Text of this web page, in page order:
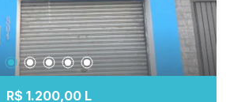
tem a oferecer.
R$ 1.200,00 L